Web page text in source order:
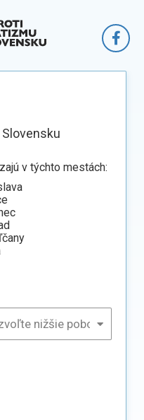
v týchto mestách: